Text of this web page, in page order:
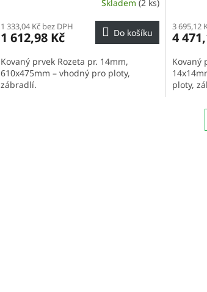
Skladem (2 ks)
1 333,04 Kč bez DPH
1 612,98 Kč Do košíku
Kovaný prvek Rozeta pr. 14mm,
610x475mm – vhodný pro ploty,
zábradlí.
3 695,12
4
Kovaný
ploty,